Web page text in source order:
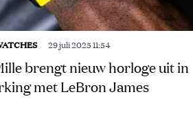
29 juli 2025 11:54
brengt nieuw horloge uit in
met LeBron James